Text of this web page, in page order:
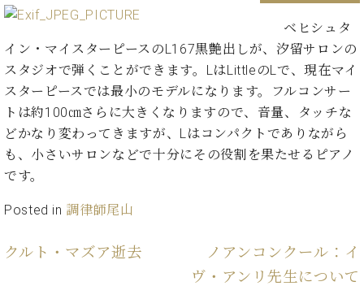
イ
コ
ン
サ
ト /
C.
ベ
ュ
イ
ン
ア
ノ
技
の
ラ
ン
ド
ピ
ノ
を
作
こ
ベ
ヒ
ュ
ヒ
ュ
タ
イ
ン
ラ
ン
ト
録
案
内
各
店
か
ら
ら
で、
奏
し
た
い！
び
た
い！
音
た
用
報
ベ
シ
ュ
タ
イ
サ
ン
ベヒシュタ
イン・マイスターピースのL167黒艶出しが、汐留サロンの
スタジオで弾くことができます。LはLittleのLで、現在マイ
スターピースでは最小のモデルになります。フルコンサー
トは約100㎝さらに大きくなりますので、音量、タッチな
どかなり変わってきますが、Lはコンパクトでありながら
も、小さいサロンなどで十分にその役割を果たせるピアノ
です。
Posted in 調律師尾山
シ
ョ
ン
クルト・マズア逝去
ノアンコンクール：イ
ヴ・アンリ先生について